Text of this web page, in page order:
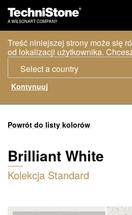
Treść niniejszej strony może się
od lokalizacji użytkownika.
Select a country
Powrót do listy kolorów
Brilliant White
Kolekcja Standard